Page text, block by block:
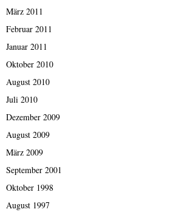
März 2011
Februar 2011
Januar 2011
Oktober 2010
August 2010
Juli 2010
Dezember 2009
August 2009
März 2009
September 2001
Oktober 1998
August 1997